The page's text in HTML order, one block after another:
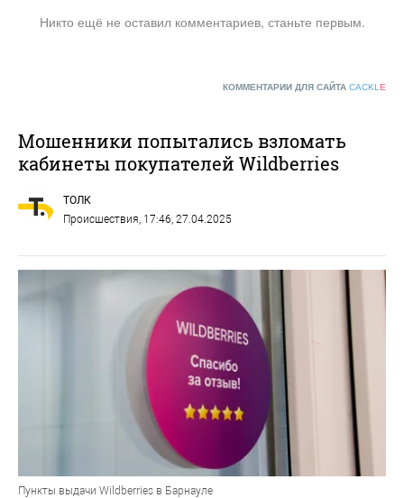
Никто ещё не оставил комментариев, станьте первым.
КОММЕНТАРИИ ДЛЯ САЙТА CACKL E
Мошенники попытались взломать
кабинеты покупателей Wildberries
ТОЛК
Происшествия , 17:46, 27.04.2025
Пункты выдачи Wildberries в Барнауле